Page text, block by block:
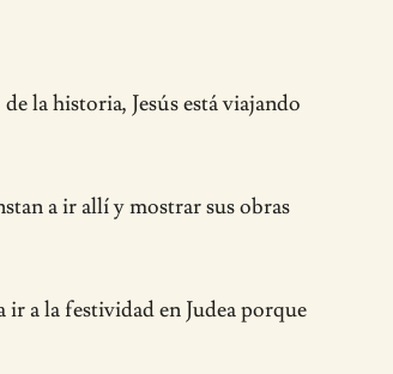
la historia, Jesús está viajando
a ir allí y mostrar sus obras
ir a la festividad en Judea porque